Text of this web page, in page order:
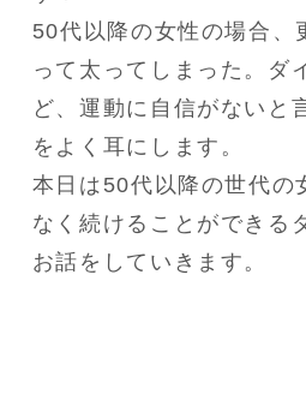
50代以降の女性の場合、
って太ってしまった。ダ
ど、運動に自信がないと
をよく耳にします。
本日は50代以降の世代の
なく続けることができる
お話をしていきます。